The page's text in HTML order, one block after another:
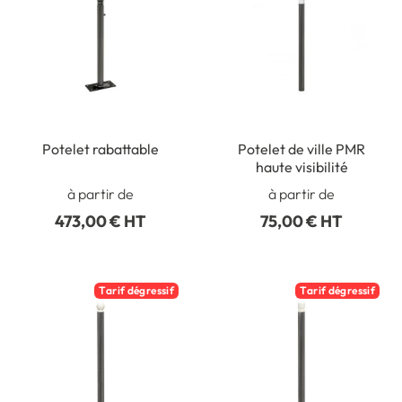
Potelet rabattable
à partir de
473,00 € HT
Potelet de ville PMR
haute visibilité
à partir de
75,00 € HT
Tarif dégressif Tarif dégressif